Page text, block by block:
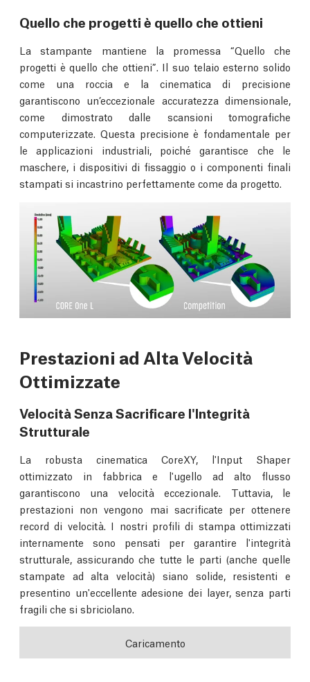
Quello che progetti è quello che ottieni
La stampante mantiene la promessa “Quello che
progetti è quello che ottieni”. Il suo telaio esterno solido
come una roccia e la cinematica di precisione
garantiscono un’eccezionale accuratezza dimensionale,
come dimostrato dalle scansioni tomografiche
computerizzate. Questa precisione è fondamentale per
le applicazioni industriali, poiché garantisce che le
maschere, i dispositivi di fissaggio o i componenti finali
stampati si incastrino perfettamente come da progetto.
Prestazioni ad Alta Velocità
Ottimizzate
Velocità Senza Sacrificare l'Integrità
Strutturale
La robusta cinematica CoreXY, l'Input Shaper
ottimizzato in fabbrica e l'ugello ad alto flusso
garantiscono una velocità eccezionale. Tuttavia, le
prestazioni non vengono mai sacrificate per ottenere
record di velocità. I nostri profili di stampa ottimizzati
internamente sono pensati per garantire l'integrità
strutturale, assicurando che tutte le parti (anche quelle
stampate ad alta velocità) siano solide, resistenti e
presentino un'eccellente adesione dei layer, senza parti
fragili che si sbriciolano.
Caricamento